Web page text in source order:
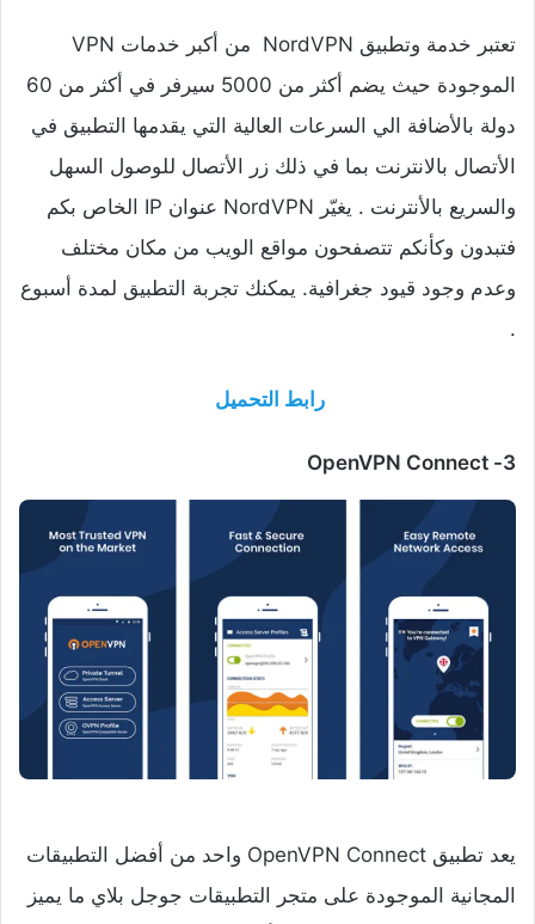
تعتبر خدمة وتطبيق NordVPN من أكبر خدمات VPN
الموجودة حيث يضم أكثر من 5000 سيرفر في أكثر من 60
دولة بالأضافة الي السرعات العالية التي يقدمها التطبيق في
الأتصال بالانترنت بما في ذلك زر الأتصال للوصول السهل
والسريع بالأنترنت . يغيّر NordVPN عنوان IP الخاص بكم
فتبدون وكأنكم تتصفحون مواقع الويب من مكان مختلف
وعدم وجود قيود جغرافية. يمكنك تجربة التطبيق لمدة أسبوع
.
رابط التحميل
3- OpenVPN Connect
يعد تطبيق OpenVPN Connect واحد من أفضل التطبيقات
المجانية الموجودة على متجر التطبيقات جوجل بلاي ما يميز